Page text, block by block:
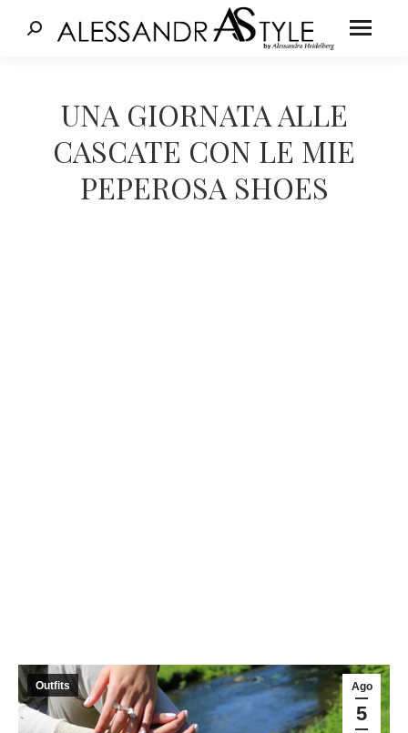
Cerca:
UNA GIORNATA ALLE
CASCATE CON LE MIE
PEPEROSA SHOES
Ago
5
Outfits